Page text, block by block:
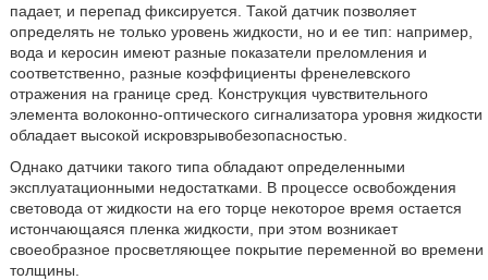
падает, и перепад фиксируется. Такой датчик позволяет
определять не только уровень жидкости, но и ее тип: например,
вода и керосин имеют разные показатели преломления и
соответственно, разные коэффициенты френелевского
отражения на границе сред. Конструкция чувствительного
элемента волоконно-оптического сигнализатора уровня жидкости
обладает высокой искровзрывобезопасностью.
Однако датчики такого типа обладают определенными
эксплуатационными недостатками. В процессе освобождения
световода от жидкости на его торце некоторое время остается
истончающаяся пленка жидкости, при этом возникает
своеобразное просветляющее покрытие переменной во времени
толщины.